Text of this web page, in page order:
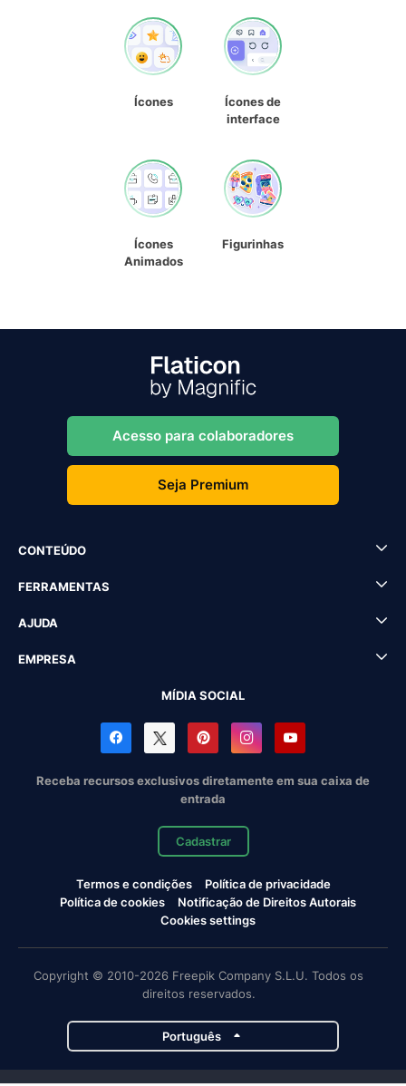
Ícones
Ícones de
interface
Ícones
Animados
Figurinhas
Acesso para colaboradores
Seja Premium
CONTEÚDO
FERRAMENTAS
AJUDA
EMPRESA
MÍDIA SOCIAL
Receba recursos exclusivos diretamente em sua caixa de
entrada
Cadastrar
Termos e condições
Política de privacidade
Política de cookies
Notificação de Direitos Autorais
Cookies settings
Copyright © 2010-2026 Freepik Company S.L.U. Todos os
direitos reservados.
Português